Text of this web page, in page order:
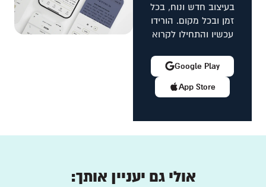
בעיצוב חדש ונוח, בכל
זמן ובכל מקום. הורידו
עכשיו והתחילו לקרוא
App Store
Google Play
אולי גם יעניין אותך: